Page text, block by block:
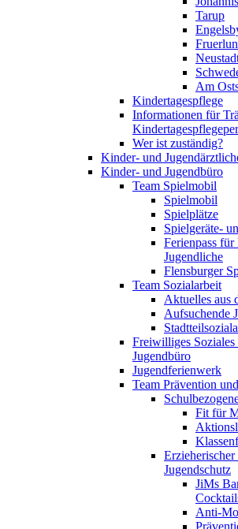
Tarup
Am
Kindertagespflege
Informationen für
Wer ist zuständig?
Kinder- und
Kinder- und Jugendbüro
Team Spielmobil
Spielmobil
Spielplätze
Spielgeräte-
Ferienpass
Jugendliche
Flensburger
Team Sozialarbeit
Aktuelles aus
Aufsuchende
Freiwilliges
Jugendbüro
Jugendferienwerk
Team Prävention
Fit für
Jugendschutz
JiMs
Anti-